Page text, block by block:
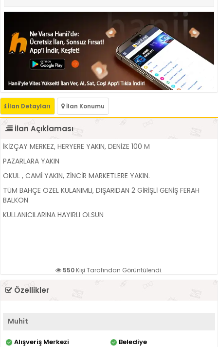
İlan Detayları İlan Konumu
İlan Açıklaması
İKİZÇAY MERKEZ, HERYERE YAKIN, DENİZE 100 M
PAZARLARA YAKIN
OKUL , CAMİ YAKIN, ZİNCİR MARKETLERE YAKIN.
TÜM BAHÇE ÖZEL KULANIMLI, DIŞARIDAN 2 GİRİŞLİ GENİŞ FERAH
BALKON
KULLANICILARINA HAYIRLI OLSUN
550 Kişi Tarafından Görüntülendi.
Özellikler
Muhit
Alışveriş Merkezi
Belediye